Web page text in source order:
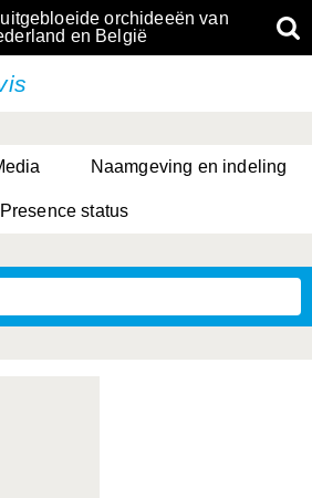
orchideeën van
en België
Naamgeving en indeling
Presence status